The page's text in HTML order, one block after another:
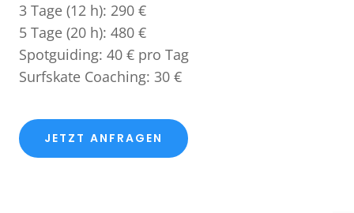
3 Tage (12 h): 290 €
5 Tage (20 h): 480 €
Spotguiding: 40 € pro Tag
Surfskate Coaching: 30 €
JETZT ANFRAGEN